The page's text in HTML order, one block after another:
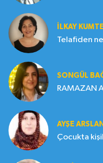
İLKAY
Telafiden
SONGÜL
RAMAZAN
AYŞE
Çocukta